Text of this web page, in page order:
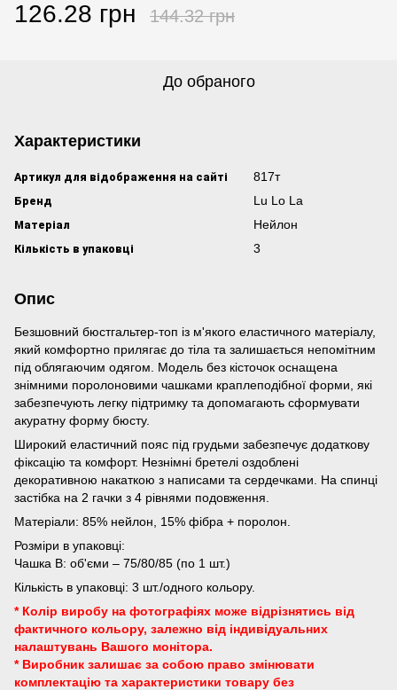
126.28 грн 144.32 грн
До обраного
Характеристики
Артикул для відображення на сайті 817т
Бренд Lu Lo La
Матеріал Нейлон
Кількість в упаковці 3
Опис
Безшовний бюстгальтер-топ із м'якого еластичного матеріалу,
який комфортно прилягає до тіла та залишається непомітним
під облягаючим одягом. Модель без кісточок оснащена
знімними поролоновими чашками краплеподібної форми, які
забезпечують легку підтримку та допомагають сформувати
акуратну форму бюсту.
Широкий еластичний пояс під грудьми забезпечує додаткову
фіксацію та комфорт. Незнімні бретелі оздоблені
декоративною накаткою з написами та сердечками. На спинці
застібка на 2 гачки з 4 рівнями подовження.
Матеріали: 85% нейлон, 15% фібра + поролон.
Розміри в упаковці:
Чашка B: об'єми – 75/80/85 (по 1 шт.)
Кількість в упаковці: 3 шт./одного кольору.
* Колір виробу на фотографіях може відрізнятись від
фактичного кольору, залежно від індивідуальних
налаштувань Вашого монітора.
* Виробник залишає за собою право змінювати
комплектацію та характеристики товару без